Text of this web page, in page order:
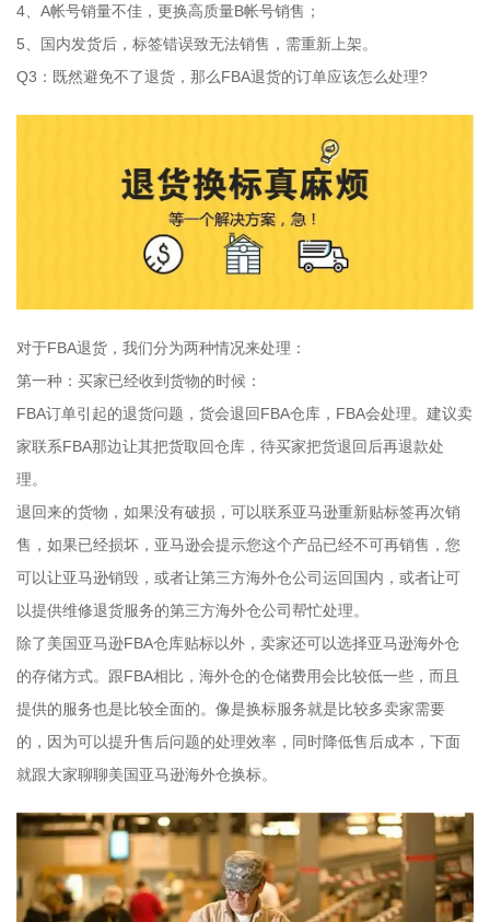
4、A帐号销量不佳，更换高质量B帐号销售；
5、国内发货后，标签错误致无法销售，需重新上架。
Q3：既然避免不了退货，那么FBA退货的订单应该怎么处理?
对于FBA退货，我们分为两种情况来处理：
第一种：买家已经收到货物的时候：
FBA订单引起的退货问题，货会退回FBA仓库，FBA会处理。建议卖
家联系FBA那边让其把货取回仓库，待买家把货退回后再退款处
理。
退回来的货物，如果没有破损，可以联系亚马逊重新贴标签再次销
售，如果已经损坏，亚马逊会提示您这个产品已经不可再销售，您
可以让亚马逊销毁，或者让第三方海外仓公司运回国内，或者让可
以提供维修退货服务的第三方海外仓公司帮忙处理。
除了美国亚马逊FBA仓库贴标以外，卖家还可以选择亚马逊海外仓
的存储方式。跟FBA相比，海外仓的仓储费用会比较低一些，而且
提供的服务也是比较全面的。像是换标服务就是比较多卖家需要
的，因为可以提升售后问题的处理效率，同时降低售后成本，下面
就跟大家聊聊美国亚马逊海外仓换标。